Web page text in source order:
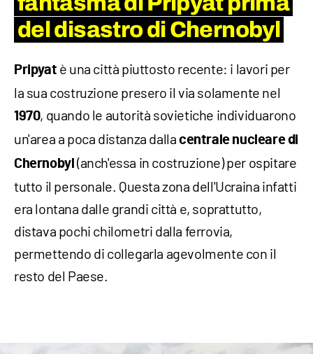
del disastro di Chernobyl
Pripyat è una città piuttosto recente: i lavori per
la sua costruzione presero il via solamente nel
1970, quando le autorità sovietiche individuarono
un'area a poca distanza dalla centrale nucleare di
Chernobyl (anch'essa in costruzione) per ospitare
tutto il personale. Questa zona dell'Ucraina infatti
era lontana dalle grandi città e, soprattutto,
distava pochi chilometri dalla ferrovia,
permettendo di collegarla agevolmente con il
resto del Paese.